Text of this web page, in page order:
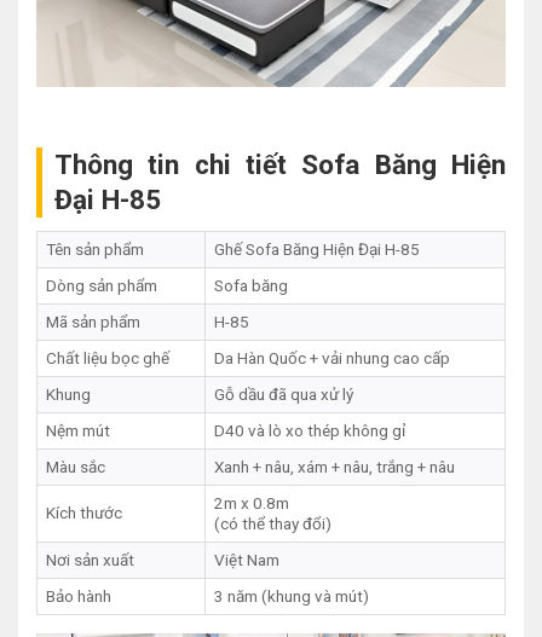
Thông tin chi tiết Sofa Băng Hiện
Đại H-85
Tên sản phẩm
Ghế Sofa Băng Hiện Đại H-85
Dòng sản phẩm
Sofa băng
Mã sản phẩm
H-85
Chất liệu bọc ghế
Da Hàn Quốc + vải nhung cao cấp
Khung
Gỗ dầu đã qua xử lý
Nệm mút
D40 và lò xo thép không gỉ
Màu sắc
Xanh + nâu, xám + nâu, trắng + nâu
Kích thước
2m x 0.8m
(có thể thay đổi)
Nơi sản xuất
Việt Nam
Bảo hành
3 năm (khung và mút)